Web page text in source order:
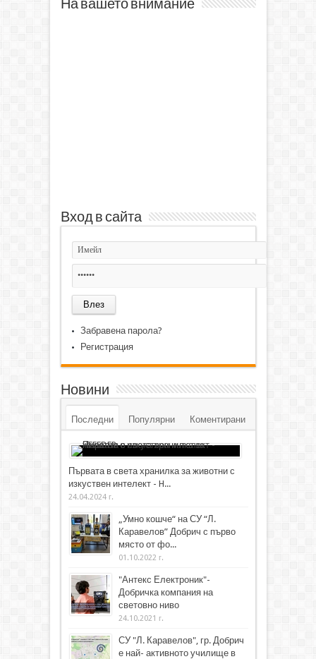
На вашето внимание
Вход в сайта
Забравена парола?
Регистрация
Новини
Последни Популярни Коментирани
Първата в света хранилка за животни с
изкуствен интелект - H...
24.04.2024 г.
„Умно кошче“ на СУ “Л.
Каравелов” Добрич с първо
място от фо...
01.10.2022 г.
"Антекс Електроник"-
Добричка компания на
световно ниво
24.10.2021 г.
СУ "Л. Каравелов", гр. Добрич
е най- активното училище в